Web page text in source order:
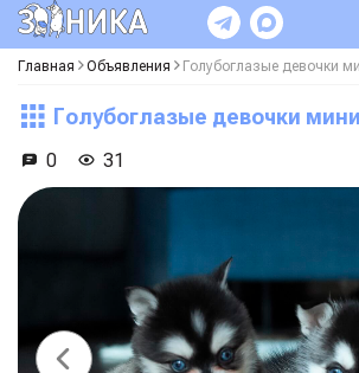
Главная Объявления Голубоглазые девочки
Голубоглазые девочки
0 31